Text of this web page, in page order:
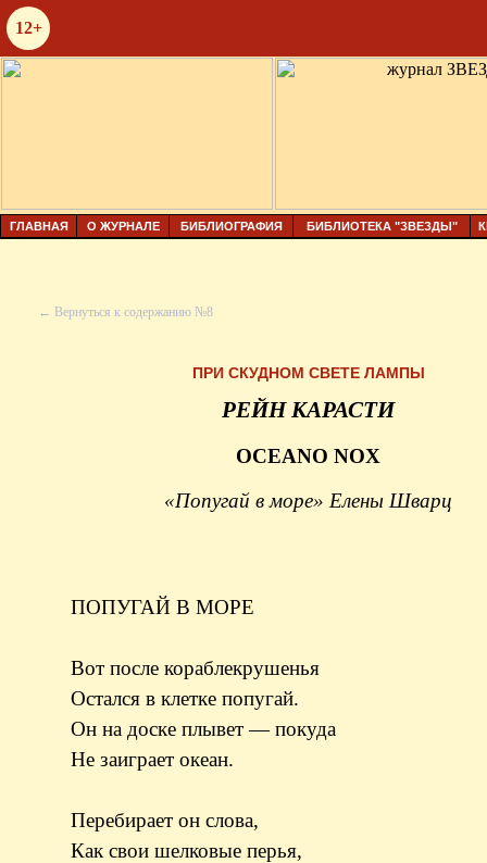
12+
ГЛАВНАЯ О ЖУРНАЛЕ БИБЛИОГРАФИЯ БИБЛИОТЕКА "ЗВЕЗДЫ"
← Вернуться к содержанию №8
ПРИ СКУДНОМ СВЕТЕ ЛАМПЫ
РЕЙН КАРАСТИ
OCEANO NOX
«Попугай в море» Елены Шварц
ПОПУГАЙ В МОРЕ
Вот после кораблекрушенья
Остался в клетке попугай.
Он на доске плывет — покуда
Не заиграет океан.
Перебирает он слова,
Как свои шелковые перья,